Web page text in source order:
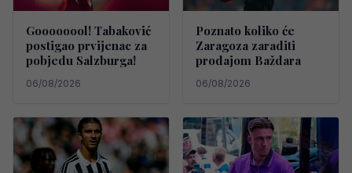
Goooooool! Tabaković
postigao prvijenac za
pobjedu Salzburga!
06/08/2026
Poznato koliko će
Zaragoza zaraditi
prodajom Baždara
06/08/2026